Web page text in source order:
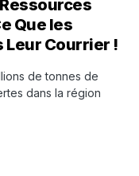
Que les
Leur Courrier !
de tonnes de
dans la région